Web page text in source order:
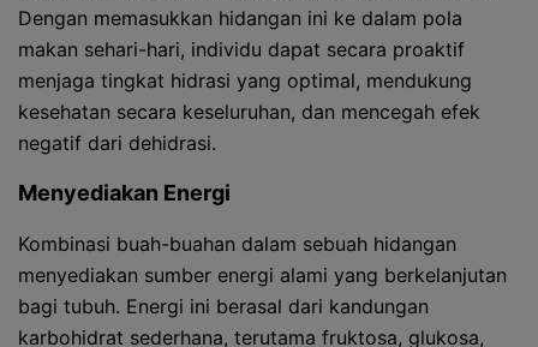
Dengan memasukkan hidangan ini ke dalam pola
makan sehari-hari, individu dapat secara proaktif
menjaga tingkat hidrasi yang optimal, mendukung
kesehatan secara keseluruhan, dan mencegah efek
negatif dari dehidrasi.
Menyediakan Energi
Kombinasi buah-buahan dalam sebuah hidangan
menyediakan sumber energi alami yang berkelanjutan
bagi tubuh. Energi ini berasal dari kandungan
karbohidrat sederhana, terutama fruktosa, glukosa,